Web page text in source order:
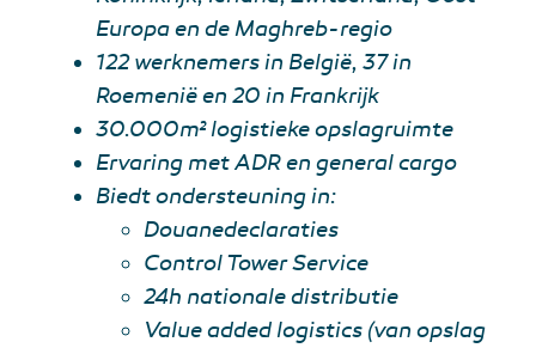
Europa en de Maghreb-regio
122 werknemers in België, 37 in
Roemenië en 20 in Frankrijk
30.000m² logistieke opslagruimte
Ervaring met ADR en general cargo
Biedt ondersteuning in:
Douanedeclaraties
Control Tower Service
24h nationale distributie
Value added logistics (van opslag